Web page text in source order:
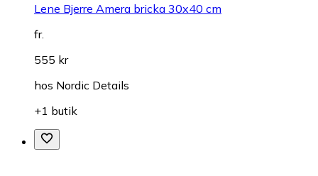
Lene Bjerre Amera bricka 30x40 cm
fr.
555 kr
hos Nordic Details
+1 butik